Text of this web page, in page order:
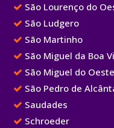
São Lourenço do
São Ludgero
São Martinho
São Miguel da Boa
São Miguel do Oeste
São Pedro de
Saudades
Schroeder